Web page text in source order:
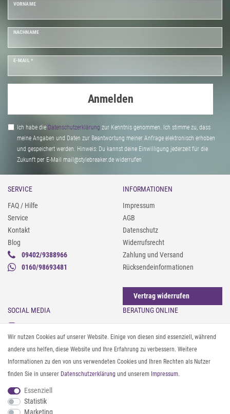
VORNAME
NACHNAME
E-MAIL *
Anmelden
Ich habe die Daten­schutz­erklärung zur Kenntnis genommen. Ich stimme zu, dass
meine Angaben und Daten zur Beantwortung meiner Anfrage elektronisch erhoben
und gespeichert werden. Hinweis: Du kannst deine Einwilligung jederzeit für die
Zukunft per E-Mail mail@stylebreaker.de widerrufen
SERVICE
FAQ / Hilfe
Service
Kontakt
Blog
09402/9388966
0160/98693481
INFORMATIONEN
Impressum
AGB
Datenschutz
Widerrufsrecht
Zahlung und Versand
Rücksendeinformationen
Vertrag widerrufen
SOCIAL MEDIA
Instagram
Facebook
Pinterest
Twitter
Youtube
Threads
BERATUNG ONLINE
Gürtel messen & kürzen
Sonnenbrillen & UV-Schutz
Textilpflege
Textil- und Material-Guide
Geldbörse richtig organisieren
Wir nutzen Cookies auf unserer Website. Einige von diesen sind essenziell, während
andere uns helfen, diese Website und Ihre Erfahrung zu verbessern. Weitere
Informationen zu den von uns verwendeten Cookies und Ihren Rechten als Nutzer
finden Sie in unserer Daten­schutz­erklärung und unserem Impressum.
Essenziell
Statistik
Marketing